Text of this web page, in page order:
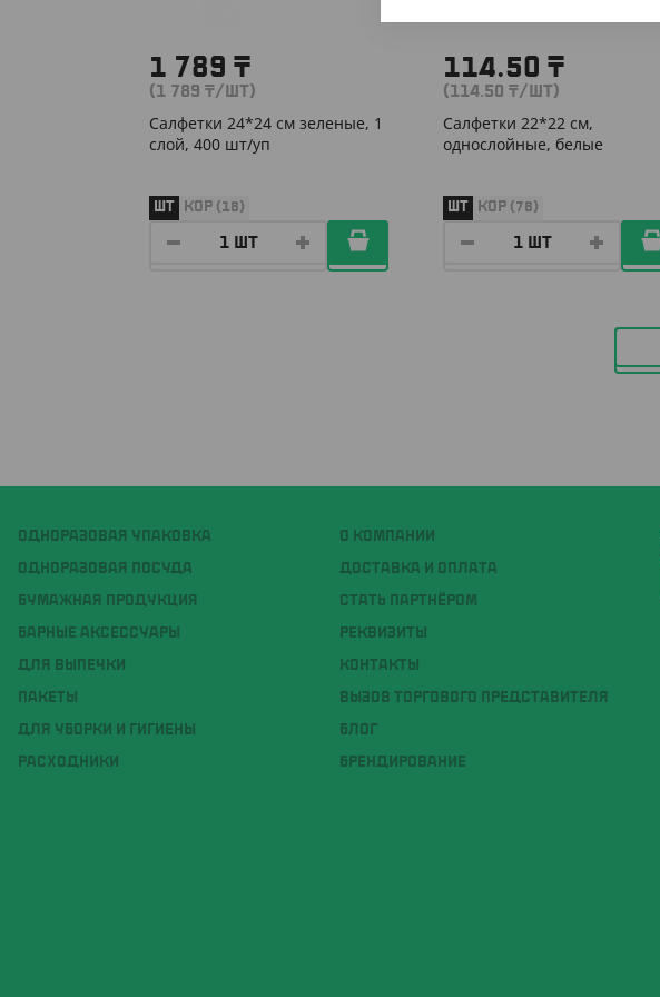
1 789 ₸
(1 789 ₸/ШТ)
Салфетки 24*24 см зеленые, 1
слой, 400 шт/уп
ШТ КОР (18)
114.50 ₸
(114.50 ₸/ШТ)
Салфетки 22*22 см,
однослойные, белые
ШТ КОР (78)
ОДНОРАЗОВАЯ УПАКОВКА
ОДНОРАЗОВАЯ ПОСУДА
БУМАЖНАЯ ПРОДУКЦИЯ
БАРНЫЕ АКСЕССУАРЫ
ДЛЯ ВЫПЕЧКИ
ПАКЕТЫ
ДЛЯ УБОРКИ И ГИГИЕНЫ
РАСХОДНИКИ
О КОМПАНИИ
ДОСТАВКА И ОПЛАТА
СТАТЬ ПАРТНЁРОМ
РЕКВИЗИТЫ
КОНТАКТЫ
ВЫЗОВ ТОРГОВОГО ПРЕДСТАВИТЕЛЯ
БЛОГ
БРЕНДИРОВАНИЕ